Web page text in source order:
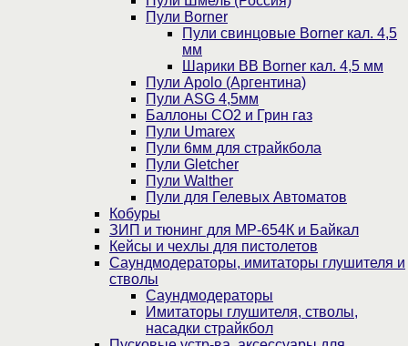
Пули Borner
Пули свинцовые Borner кал. 4,5
мм
Шарики BB Borner кал. 4,5 мм
Пули Apolo (Аргентина)
Пули ASG 4,5мм
Баллоны CO2 и Грин газ
Пули Umarex
Пули 6мм для страйкбола
Пули Gletcher
Пули Walther
Пули для Гелевых Автоматов
Кобуры
ЗИП и тюнинг для МР-654К и Байкал
Кейсы и чехлы для пистолетов
Саундмодераторы, имитаторы глушителя и
стволы
Саундмодераторы
Имитаторы глушителя, стволы,
насадки страйкбол